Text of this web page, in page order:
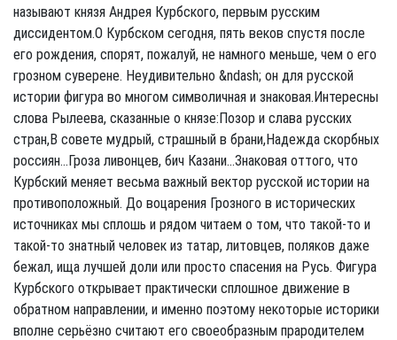
называют князя Андрея Курбского, первым русским
диссидентом.О Курбском сегодня, пять веков спустя после
его рождения, спорят, пожалуй, не намного меньше, чем о его
грозном суверене. Неудивительно &ndash; он для русской
истории фигура во многом символичная и знаковая.Интересны
слова Рылеева, сказанные о князе:Позор и слава русских
стран,В совете мудрый, страшный в брани,Надежда скорбных
россиян...Гроза ливонцев, бич Казани...Знаковая оттого, что
Курбский меняет весьма важный вектор русской истории на
противоположный. До воцарения Грозного в исторических
источниках мы сплошь и рядом читаем о том, что такой-то и
такой-то знатный человек из татар, литовцев, поляков даже
бежал, ища лучшей доли или просто спасения на Русь. Фигура
Курбского открывает практически сплошное движение в
обратном направлении, и именно поэтому некоторые историки
вполне серьёзно считают его своеобразным прародителем